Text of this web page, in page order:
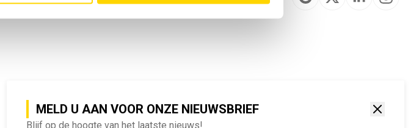
MELD U AAN VOOR ONZE NIEUWSBRIEF
Blijf op de hoogte van het laatste nieuws!